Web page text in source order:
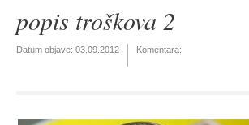
popis troškova 2
Datum objave: 03.09.2012 Komentara: